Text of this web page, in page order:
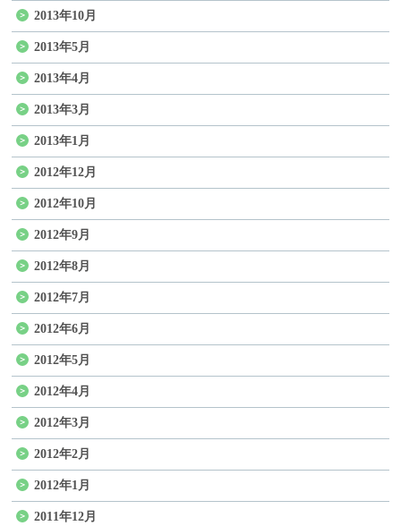
2013年10月
2013年5月
2013年4月
2013年3月
2013年1月
2012年12月
2012年10月
2012年9月
2012年8月
2012年7月
2012年6月
2012年5月
2012年4月
2012年3月
2012年2月
2012年1月
2011年12月